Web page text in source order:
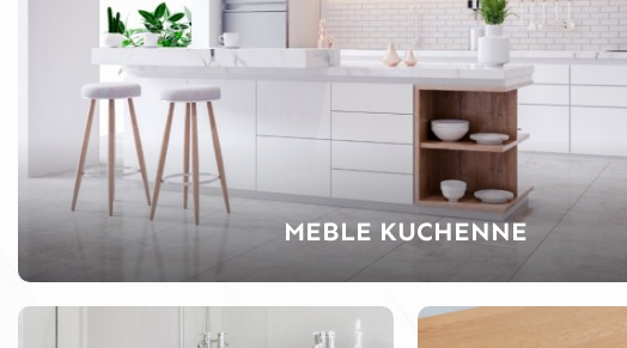
MEBLE KUCHENNE